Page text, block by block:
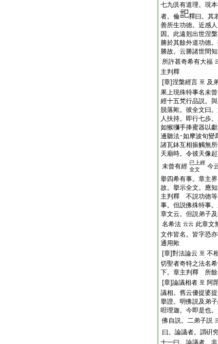
七九倶有道理。現
者。倫
釋曰。其
善所生功徳。近感
因。此遠剋出世涅
勝於其餘外道功徳
勝故。云勝諸世間
所許甚奇希有大福
主判釋
[章]涅槃經言 至 及
果上現殊特事名未
經十五梵行品説。
脱落歟。彼全文曰
人扶持。即行七歩
如猴獼手捧蜜器以
邊聽法･如摩波旬變
諸瓦鉢互相振觸無
天廟時。令彼天像
未曾有經 已上經
全文
今
擧四希有事。章主
故。擧示全文。應
主判釋 不説功徳等
事。但説佛殊特事
章文云。但説弟子
名希法 云云 此章文
文作皆名。皆字恐
通用歟
[章]對法論云 至 不
切聖者奇特之法名
下。章主判釋 所餘
[章]論議相者 至 阿
議相。舊云優提婆
擧證。明佛説及弟
呾理迦。今即是也
佛自説。二弟子説
曰。論議者。謂硏
十一曰。論議者。